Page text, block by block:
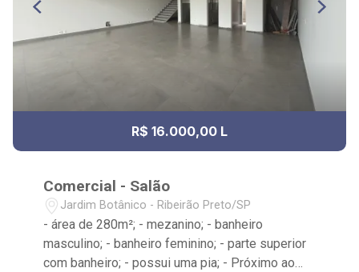
R$ 16.000,00 L
Comercial - Salão
Jardim Botânico - Ribeirão Preto/SP
- área de 280m²; - mezanino; - banheiro
masculino; - banheiro feminino; - parte superior
com banheiro; - possui uma pia; - Próximo ao